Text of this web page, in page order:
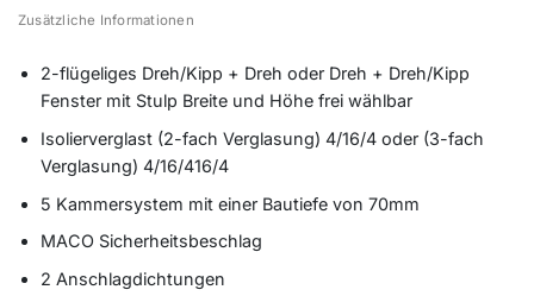
Zusätzliche Informationen
2-flügeliges Dreh/Kipp + Dreh oder Dreh + Dreh/Kipp
Fenster mit Stulp Breite und Höhe frei wählbar
Isolierverglast (2-fach Verglasung) 4/16/4 oder (3-fach
Verglasung) 4/16/416/4
5 Kammersystem mit einer Bautiefe von 70mm
MACO Sicherheitsbeschlag
2 Anschlagdichtungen